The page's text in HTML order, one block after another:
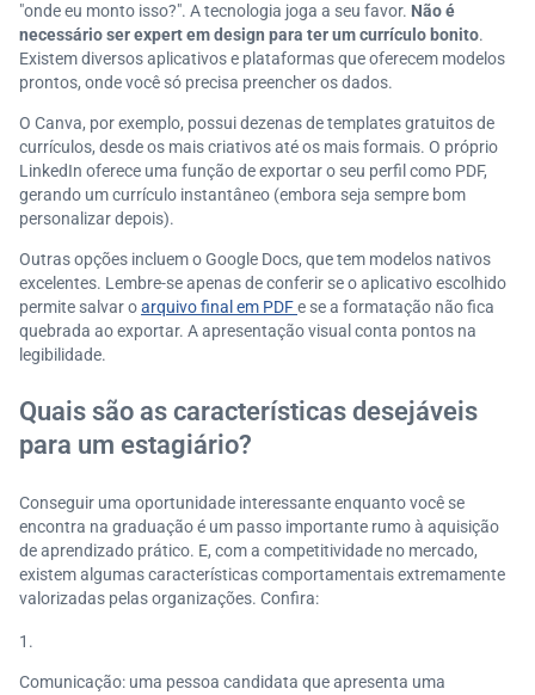
"onde eu monto isso?". A tecnologia joga a seu favor. Não é
necessário ser expert em design para ter um currículo bonito.
Existem diversos aplicativos e plataformas que oferecem modelos
prontos, onde você só precisa preencher os dados.
O Canva, por exemplo, possui dezenas de templates gratuitos de
currículos, desde os mais criativos até os mais formais. O próprio
LinkedIn oferece uma função de exportar o seu perfil como PDF,
gerando um currículo instantâneo (embora seja sempre bom
personalizar depois).
Outras opções incluem o Google Docs, que tem modelos nativos
excelentes. Lembre-se apenas de conferir se o aplicativo escolhido
permite salvar oarquivo final em PDFe se a formatação não fica
quebrada ao exportar. A apresentação visual conta pontos na
legibilidade.
Quais são as características desejáveis
para um estagiário?
Conseguir uma oportunidade interessante enquanto você se
encontra na graduação é um passo importante rumo à aquisição
de aprendizado prático. E, com a competitividade no mercado,
existem algumas características comportamentais extremamente
valorizadas pelas organizações. Confira:
Comunicação: uma pessoa candidata que apresenta uma